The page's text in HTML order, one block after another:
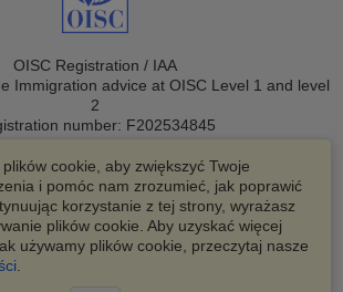
cookie, aby zwiększyć Twoje
i pomóc nam zrozumieć, jak poprawić
korzystanie z tej strony, wyrażasz
plików cookie. Aby uzyskać więcej
używamy plików cookie, przeczytaj nasze
OISC Registration / IAA
Immigration advice at OISC Level 1 and level
2
number: F202534845
Inc. Wszelkie prawa zastrzeżone.
są zastrzeżonymi znakami towarowymi